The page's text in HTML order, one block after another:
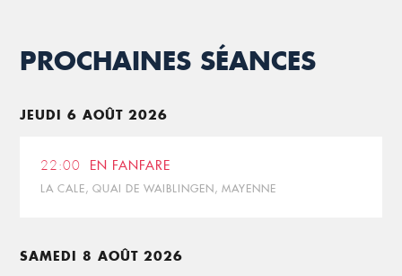
PROCHAINES SÉANCES
JEUDI 6 AOÛT 2026
22:00 EN FANFARE
LA CALE, QUAI DE WAIBLINGEN, MAYENNE
SAMEDI 8 AOÛT 2026